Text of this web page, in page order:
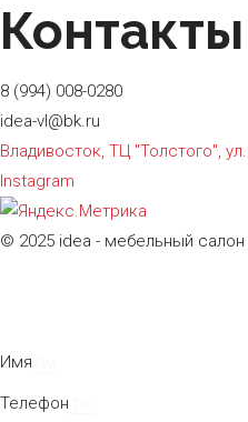
Контакты
8 (994) 008-0280
idea-vl@bk.ru
Владивосток, ТЦ "Толстого",
Instagram
© 2025 idea - мебельный салон
Имя
Телефон